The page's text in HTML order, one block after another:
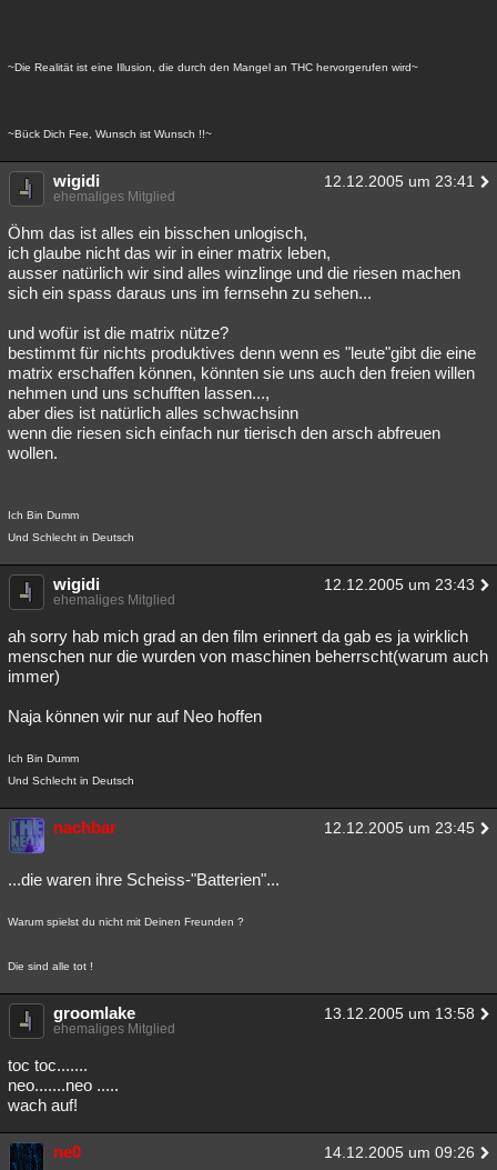
~Die Realität ist eine Illusion, die durch den Mangel an THC hervorgerufen wird~
~Bück Dich Fee, Wunsch ist Wunsch !!~
wigidi 12.12.2005 um 23:41
ehemaliges Mitglied
Öhm das ist alles ein bisschen unlogisch,
ich glaube nicht das wir in einer matrix leben,
ausser natürlich wir sind alles winzlinge und die riesen machen
sich ein spass daraus uns im fernsehn zu sehen...
und wofür ist die matrix nütze?
bestimmt für nichts produktives denn wenn es "leute"gibt die eine
matrix erschaffen können, könnten sie uns auch den freien willen
nehmen und uns schufften lassen...,
aber dies ist natürlich alles schwachsinn
wenn die riesen sich einfach nur tierisch den arsch abfreuen
wollen.
Ich Bin Dumm
Und Schlecht in Deutsch
wigidi 12.12.2005 um 23:43
ehemaliges Mitglied
ah sorry hab mich grad an den film erinnert da gab es ja wirklich
menschen nur die wurden von maschinen beherrscht(warum auch
immer)
Naja können wir nur auf Neo hoffen
Ich Bin Dumm
Und Schlecht in Deutsch
nachbar 12.12.2005 um 23:45
...die waren ihre Scheiss-"Batterien"...
Warum spielst du nicht mit Deinen Freunden ?
Die sind alle tot !
groomlake 13.12.2005 um 13:58
ehemaliges Mitglied
toc toc.......
neo.......neo .....
wach auf!
ne0 14.12.2005 um 09:26